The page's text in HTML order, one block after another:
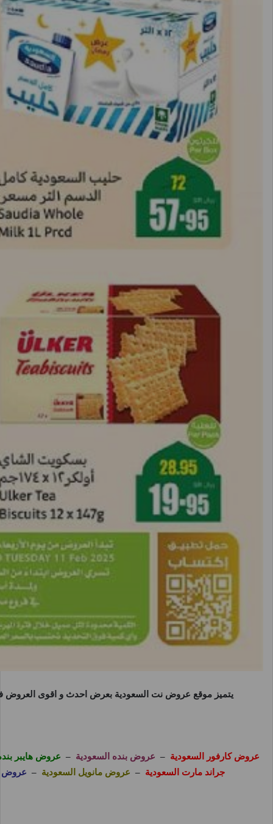
يتميز موقع عروض نت السعودية بعرض احدث و اقوى العروض
عروض كارفور السعودية – عروض بنده السعودية – عروض هايبر
جراند مارت السعودية
– عروض مانويل السعودية – عروض